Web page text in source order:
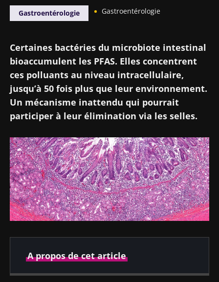
Gastroentérologie Gastroentérologie
Certaines bactéries du microbiote intestinal
bioaccumulent les PFAS. Elles concentrent
ces polluants au niveau intracellulaire,
jusqu’à 50 fois plus que leur environnement.
Un mécanisme inattendu qui pourrait
participer à leur élimination via les selles.
A propos de cet article